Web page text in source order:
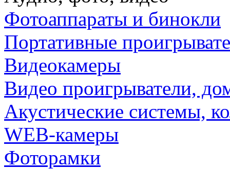
Фотоаппараты и бинокли
Портативные
Видеокамеры
Видео проигрыватели,
Акустические системы,
WEB-камеры
Фоторамки